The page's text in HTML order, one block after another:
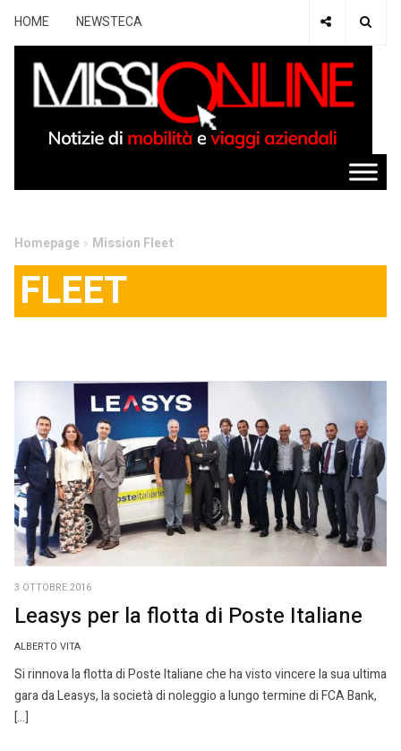
HOME NEWSTECA
Homepage Mission Fleet
FLEET
3 OTTOBRE 2016
Leasys per la flotta di Poste Italiane
ALBERTO VITA
Si rinnova la flotta di Poste Italiane che ha visto vincere la sua ultima
gara da Leasys, la società di noleggio a lungo termine di FCA Bank,
[…]